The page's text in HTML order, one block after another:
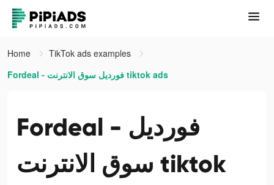
Home
TikTok ads examples
Fordeal - فورديل سوق الانترنت tiktok ads
Fordeal - فورديل
سوق الانترنت tiktok